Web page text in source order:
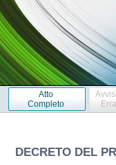
Atto
Completo
DECRETO DEL